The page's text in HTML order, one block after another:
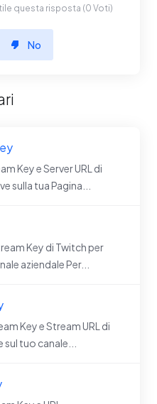
questa risposta (0 Voti)
No
Key e Server URL di
sulla tua Pagina...
Key di Twitch per
aziendale Per...
Key e Stream URL di
tuo canale...